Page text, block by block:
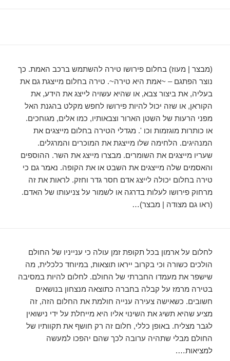
(מבצר | מעוז) בחלום פירושו טירה להשתמש ברכב האמת. כך
נוצר הפתגם – ~אמת היא טירה~. טירה בחלום מייצגת גם את
בעליה, את ביצור צבא, או שהיא עשויה לייצג את הידע, את
הקוראן, או שזה יכול להיות פירושו לחפש מקלט בהגנת האל
מפני הרעות של השטן הארור וצבאותיו, כמו אלים, מגוחכים.
או כותרות מוגזמות וכו '. מגדלי הטירה בחלום מייצגים את
המנהיגים. הלחימה שלו מייצגת את המוכרים והמרגלים.
שעריו מייצגים את השומרים. מבצרו מייצג את השר. ההוספים
והאסמים שלה מייצגים את השבט או את הקופה. נאמר גם כי
טירה בחלום יכולה לייצג אדם חסר גדר וחזק. לראות את זה
מרחוק פירושו לעלות בדרגה או לשמור על צניעותו של האדם.
(ראו גם מצודה | מבצר)…
לחלום על ארמון בכל תקופת זמן עולה כי ענייניו של החולם
הולכים כשורה וכי בקרוב ייראו תוצאות, במיוחד כלכלית, מה
שישפר את מעמדו החברתי של החולם. לחלום להיות במסיבה
בטירה מרמז על קבלה בחברה כתוצאה מנצחון בנושאים
חשובים. כשאישה צעירה ענייה חולמת את החלום הזה, זה
מציע שהיא תשיג את השינוי אליו היא מייחלת על ידי נישואין
לגבר מצליח. באופן כללי, חלום זה רק חושף את תקוותיו של
החולם מבלי שתהיה ערובה לכך שהם יהפכו למעשה
למציאות….